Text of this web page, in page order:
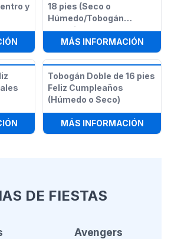
y
: BRINCOLÍN CASTILLO
18 pies (Seco o
Húmedo/Tobogán
Acuático)
MÁS INFORMACIÓN:
: BRINCOLÍN 13 X 13 FELIZ
Tobogán Doble de 16 pies
Feliz Cumpleaños
(Húmedo o Seco)
MÁS INFORMACIÓN:
DE FIESTAS
Avengers